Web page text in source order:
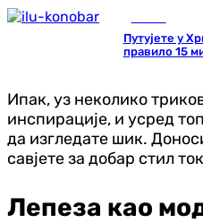
Путујете у
правило 15
Ипак, уз неколико
инспирације, и усред
да изгледате шик.
савјете за добар стил
Лепеза као